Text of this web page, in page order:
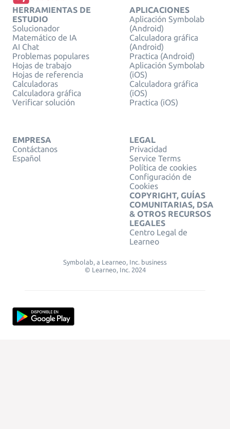
HERRAMIENTAS DE
ESTUDIO
Solucionador
Matemático de IA
AI Chat
Problemas populares
Hojas de trabajo
Hojas de referencia
Calculadoras
Calculadora gráfica
Verificar solución
APLICACIONES
Aplicación Symbolab
(Android)
Calculadora gráfica
(Android)
Practica (Android)
Aplicación Symbolab
(iOS)
Calculadora gráfica
(iOS)
Practica (iOS)
EMPRESA
Contáctanos
Español
LEGAL
Privacidad
Service Terms
Política de cookies
Configuración de
Cookies
COPYRIGHT, GUÍAS
COMUNITARIAS, DSA
& OTROS RECURSOS
LEGALES
Centro Legal de
Learneo
Symbolab, a Learneo, Inc. business
© Learneo, Inc. 2024